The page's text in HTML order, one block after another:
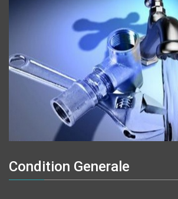
Condition Generale